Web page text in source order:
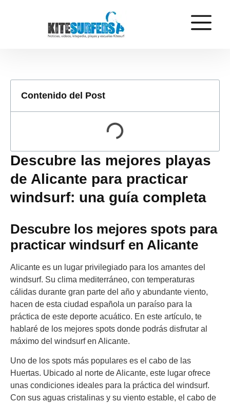
Descubre las mejores playas
de Alicante para practicar
windsurf: una guía completa
Descubre los mejores spots para
practicar windsurf en Alicante
Alicante es un lugar privilegiado para los amantes del
windsurf. Su clima mediterráneo, con temperaturas
cálidas durante gran parte del año y abundante viento,
hacen de esta ciudad española un paraíso para la
práctica de este deporte acuático. En este artículo, te
hablaré de los mejores spots donde podrás disfrutar al
máximo del windsurf en Alicante.
Uno de los spots más populares es el cabo de las
Huertas. Ubicado al norte de Alicante, este lugar ofrece
unas condiciones ideales para la práctica del windsurf.
Con sus aguas cristalinas y su viento estable, el cabo de
Contenido del Post